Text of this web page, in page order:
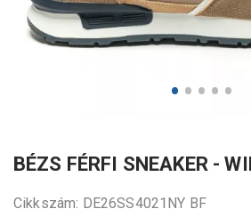
BÉZS FÉRFI SNEAKER -
Cikkszám: DE26SS4021NY BF